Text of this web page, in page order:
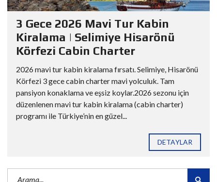
3 Gece 2026 Mavi Tur Kabin
Kiralama | Selimiye Hisarönü
Körfezi Cabin Charter
2026 mavi tur kabin kiralama fırsatı. Selimiye, Hisarönü
Körfezi 3 gece cabin charter mavi yolculuk. Tam
pansiyon konaklama ve eşsiz koylar.2026 sezonu için
düzenlenen mavi tur kabin kiralama (cabin charter)
programı ile Türkiye’nin en güzel...
DETAYLAR